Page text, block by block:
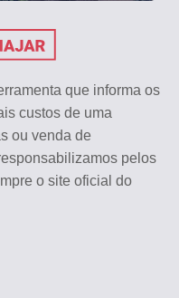
que informa os
custos de uma
ou venda de
pelos
o site oficial do